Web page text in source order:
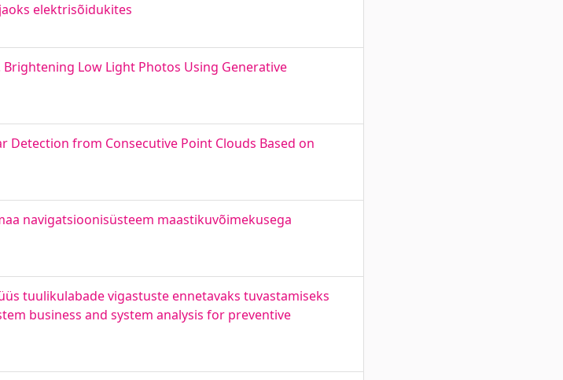
elektrisõidukites
Low Light Photos Using Generative
from Consecutive Point Clouds Based on
navigatsioonisüsteem maastikuvõimekusega
tuulikulabade vigastuste ennetavaks tuvastamiseks
business and system analysis for preventive